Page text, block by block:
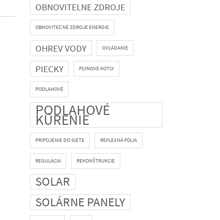
OBNOVITELNE ZDROJE
OBNOVITEĽNÉ ZDROJE ENERGIE
OHREV VODY OVLÁDANIE
PIECKY PLYNOVE KOTLY
PODLAHOVÉ
PODLAHOVÉ
KÚRENIE
PRIPOJENIE DO SIETE REFLEXNÁ FÓLIA
REGULÁCIA REKONŠTRUKCIE
SOLAR
SOLÁRNE PANELY